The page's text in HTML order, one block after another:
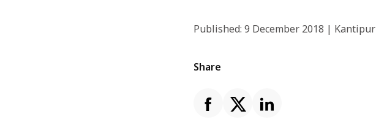
Published: 9 December 2018 | Kantipur
Share